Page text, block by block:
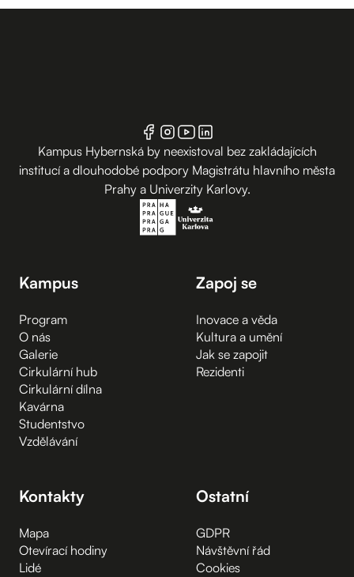
Kampus Hybernská by neexistoval bez zakládajících
institucí a dlouhodobé podpory Magistrátu hlavního města
Prahy a Univerzity Karlovy.
Kampus
Program
O nás
Galerie
Cirkulární hub
Cirkulární dílna
Kavárna
Studentstvo
Vzdělávání
Zapoj se
Inovace a věda
Kultura a umění
Jak se zapojit
Rezidenti
Kontakty
Mapa
Otevírací hodiny
Lidé
Ostatní
GDPR
Návštěvní řád
Cookies